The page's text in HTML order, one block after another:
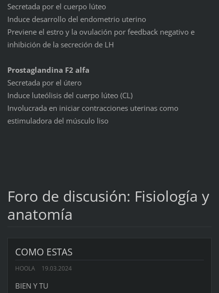
Secretada por el cuerpo lúteo
Induce desarrollo del endometrio uterino
Previene el estro y la ovulación por feedback negativo e
inhibición de la secreción de LH
Prostaglandina F2 alfa
Secretada por el útero
Induce luteólisis del cuerpo lúteo (CL)
Involucrada en iniciar contracciones uterinas como
estimuladora del músculo liso
Foro de discusión: Fisiología y
anatomía
COMO ESTAS
HOOLA 19.03.2024
BIEN Y TU